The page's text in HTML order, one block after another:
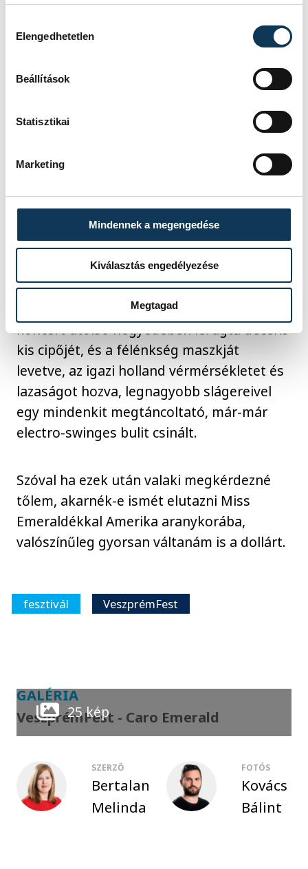
Elengedhetetlen
Beállítások
Statisztikai
Marketing
Mindennek a megengedése
Kiválasztás engedélyezése
Megtagad
vagy csak éljenezve tapsolunk. És
félreértés ne essék, nekem ez baromira
Meg az is, amikor aztán Caro Emerald a
koncert utolsó negyedében lerúgta decens
kis cipőjét, és a félénkség maszkját
levetve, az igazi holland vérmérsékletet és
lazaságot hozva, legnagyobb slágereivel
egy mindenkit megtáncoltató, már-már
electro-swinges bulit csinált.
Szóval ha ezek után valaki megkérdezné
tőlem, akarnék-e ismét elutazni Miss
Emeraldékkal Amerika aranykorába,
valószínűleg gyorsan váltanám is a dollárt.
fesztivál VeszprémFest
GALÉRIA
VeszprémFest - Caro Emerald
25 kép
SZERZŐ
Bertalan
Melinda
FOTÓS
Kovács
Bálint